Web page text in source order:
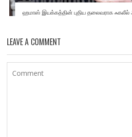
ஹமாஸ் இயக்கத்தின் புதிய தலைவராக
LEAVE A COMMENT